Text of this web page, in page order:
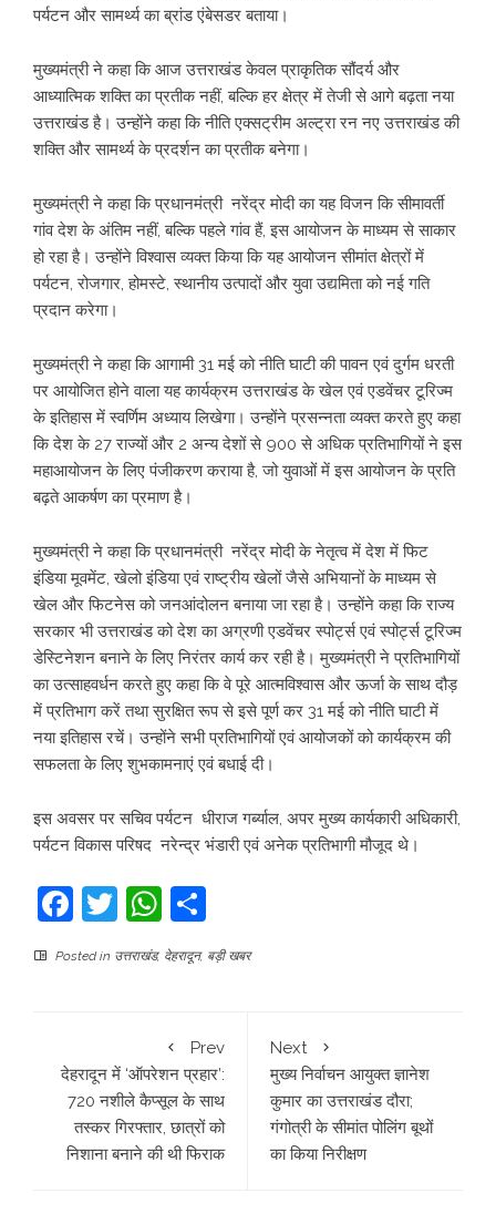
पर्यटन और सामर्थ्य का ब्रांड एंबेसडर बताया।
मुख्यमंत्री ने कहा कि आज उत्तराखंड केवल प्राकृतिक सौंदर्य और
आध्यात्मिक शक्ति का प्रतीक नहीं, बल्कि हर क्षेत्र में तेजी से आगे बढ़ता नया
उत्तराखंड है। उन्होंने कहा कि नीति एक्सट्रीम अल्ट्रा रन नए उत्तराखंड की
शक्ति और सामर्थ्य के प्रदर्शन का प्रतीक बनेगा।
मुख्यमंत्री ने कहा कि प्रधानमंत्री नरेंद्र मोदी का यह विजन कि सीमावर्ती
गांव देश के अंतिम नहीं, बल्कि पहले गांव हैं, इस आयोजन के माध्यम से साकार
हो रहा है। उन्होंने विश्वास व्यक्त किया कि यह आयोजन सीमांत क्षेत्रों में
पर्यटन, रोजगार, होमस्टे, स्थानीय उत्पादों और युवा उद्यमिता को नई गति
प्रदान करेगा।
मुख्यमंत्री ने कहा कि आगामी 31 मई को नीति घाटी की पावन एवं दुर्गम धरती
पर आयोजित होने वाला यह कार्यक्रम उत्तराखंड के खेल एवं एडवेंचर टूरिज्म
के इतिहास में स्वर्णिम अध्याय लिखेगा। उन्होंने प्रसन्नता व्यक्त करते हुए कहा
कि देश के 27 राज्यों और 2 अन्य देशों से 900 से अधिक प्रतिभागियों ने इस
महाआयोजन के लिए पंजीकरण कराया है, जो युवाओं में इस आयोजन के प्रति
बढ़ते आकर्षण का प्रमाण है।
मुख्यमंत्री ने कहा कि प्रधानमंत्री नरेंद्र मोदी के नेतृत्व में देश में फिट
इंडिया मूवमेंट, खेलो इंडिया एवं राष्ट्रीय खेलों जैसे अभियानों के माध्यम से
खेल और फिटनेस को जनआंदोलन बनाया जा रहा है। उन्होंने कहा कि राज्य
सरकार भी उत्तराखंड को देश का अग्रणी एडवेंचर स्पोर्ट्स एवं स्पोर्ट्स टूरिज्म
डेस्टिनेशन बनाने के लिए निरंतर कार्य कर रही है। मुख्यमंत्री ने प्रतिभागियों
का उत्साहवर्धन करते हुए कहा कि वे पूरे आत्मविश्वास और ऊर्जा के साथ दौड़
में प्रतिभाग करें तथा सुरक्षित रूप से इसे पूर्ण कर 31 मई को नीति घाटी में
नया इतिहास रचें। उन्होंने सभी प्रतिभागियों एवं आयोजकों को कार्यक्रम की
सफलता के लिए शुभकामनाएं एवं बधाई दी।
इस अवसर पर सचिव पर्यटन धीराज गर्ब्याल, अपर मुख्य कार्यकारी अधिकारी,
पर्यटन विकास परिषद नरेन्द्र भंडारी एवं अनेक प्रतिभागी मौजूद थे।
Facebook
TwitterWhatsApp
Posted in उत्तराखंड, देहरादून, बड़ी खबर
Prev
देहरादून में ‘ऑपरेशन प्रहार’:
720 नशीले कैप्सूल के साथ
तस्कर गिरफ्तार, छात्रों को
निशाना बनाने की थी फिराक
Next
मुख्य निर्वाचन आयुक्त ज्ञानेश
कुमार का उत्तराखंड दौरा;
गंगोत्री के सीमांत पोलिंग बूथों
का किया निरीक्षण